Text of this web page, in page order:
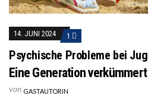
14. JUNI 2024 1
Psychische Probleme bei
Eine Generation verkümmert
von GASTAUTORIN